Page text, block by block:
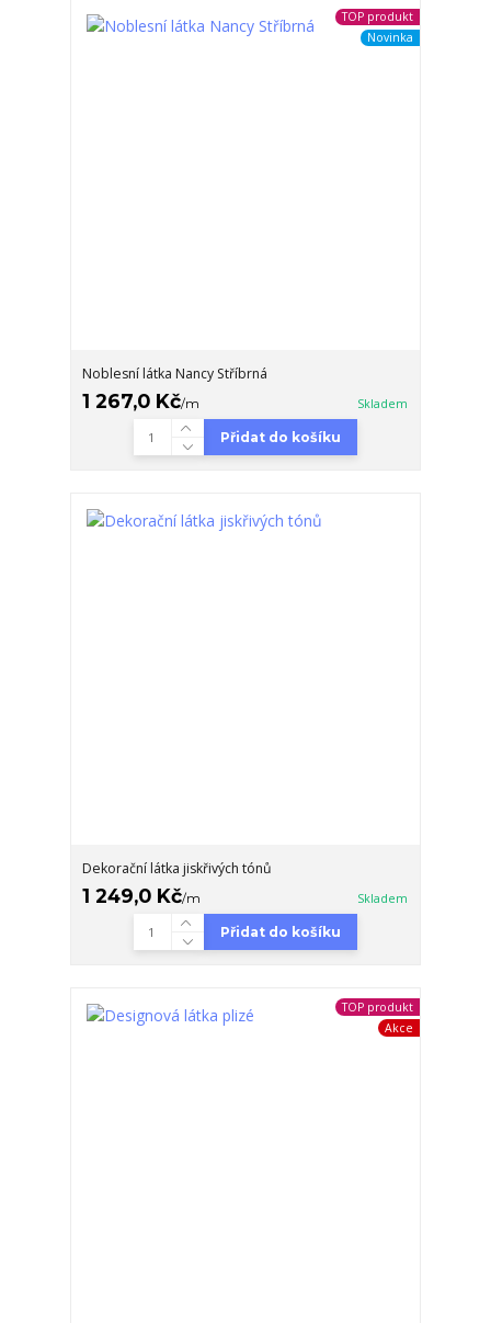
TOP produkt
Novinka
Noblesní látka Nancy Stříbrná
1 267,0 Kč/m Skladem
Přidat do košíku
Dekorační látka jiskřivých tónů
1 249,0 Kč/m Skladem
Přidat do košíku
TOP produkt
Akce